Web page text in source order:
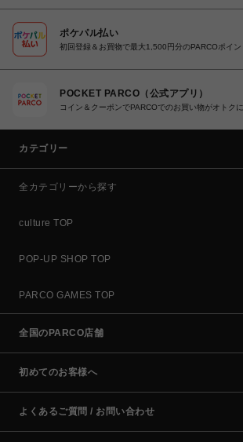
ポケパル払い
初回登録＆お買物で最大1,500円分のPARCOポイン
POCKET PARCO（公式アプリ）
コイン＆クーポンでPARCOでのお買い物がオトクに
カテゴリー
全カテゴリーから探す
culture TOP
POP-UP SHOP TOP
PARCO GAMES TOP
全国のPARCO店舗
初めてのお客様へ
よくあるご質問 / お問い合わせ